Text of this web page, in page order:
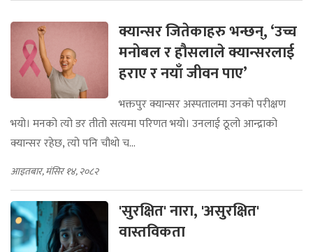
क्यान्सर जितेकाहरु भन्छन्, ‘उच्च
मनोबल र हौसलाले क्यान्सरलाई
हराए र नयाँ जीवन पाए’
भक्तपुर क्यान्सर अस्पतालमा उनको परीक्षण
भयो। मनको त्यो डर तीतो सत्यमा परिणत भयो। उनलाई ठूलो आन्द्राको
क्यान्सर रहेछ, त्यो पनि चौथो च...
आइतबार, मंसिर १४, २०८२
'सुरक्षित' नारा, 'असुरक्षित'
वास्तविकता